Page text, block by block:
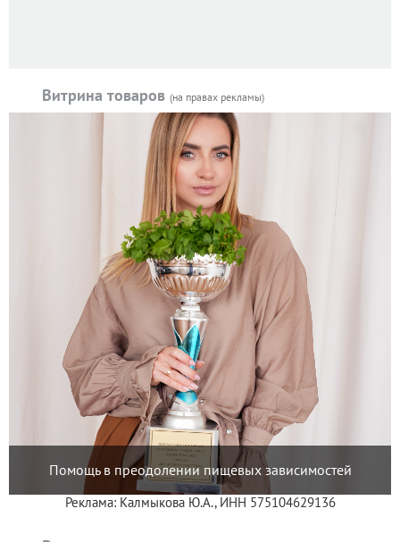
Витрина товаров (на правах рекламы)
Помощь в преодолении пищевых зависимостей
Реклама: Калмыкова Ю.А., ИНН 575104629136